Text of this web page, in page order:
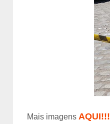
Mais imagens AQUI!!!